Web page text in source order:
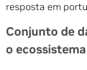
resposta em
Conjunto de
o